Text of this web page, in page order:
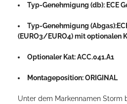
Typ-Genehmigung (db): ECE
Typ-Genehmigung
(EURO3/EURO4) mit optionalen
Optionaler Kat: ACC.041.A1
Montageposition: ORIGINAL
Unter dem Markennamen Storm